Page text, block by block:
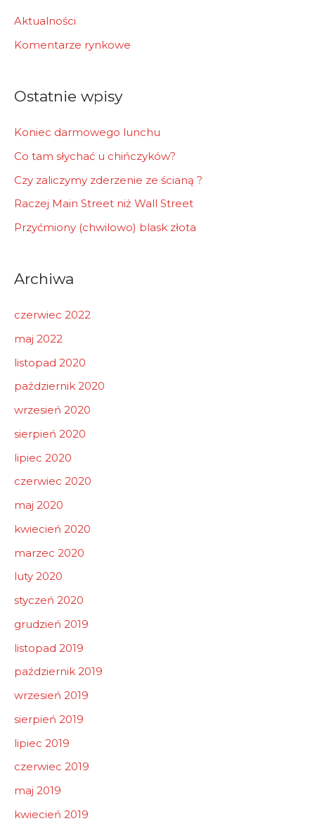
h
f
Aktualności
Komentarze rynkowe
Ostatnie wpisy
Koniec darmowego lunchu
Co tam słychać u chińczyków?
Czy zaliczymy zderzenie ze ścianą ?
Raczej Main Street niż Wall Street
Przyćmiony (chwilowo) blask złota
Archiwa
czerwiec 2022
maj 2022
listopad 2020
październik 2020
wrzesień 2020
sierpień 2020
lipiec 2020
czerwiec 2020
maj 2020
kwiecień 2020
marzec 2020
luty 2020
styczeń 2020
grudzień 2019
listopad 2019
październik 2019
wrzesień 2019
sierpień 2019
lipiec 2019
czerwiec 2019
maj 2019
kwiecień 2019